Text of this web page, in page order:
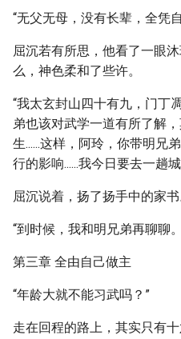
“无父无母，没有长辈，全凭
屈沉若有所思，他看了一眼
么，神色柔和了些许。
“我太玄封山四十有九，门丁
弟也该对武学一道有所了解
生......这样，阿玲，你带明兄
行的影响......我今日要去一趟
屈沉说着，扬了扬手中的家书
“到时候，我和明兄弟再聊聊
第三章 全由自己做主
“年龄大就不能习武吗？”
走在回程的路上，其实只有